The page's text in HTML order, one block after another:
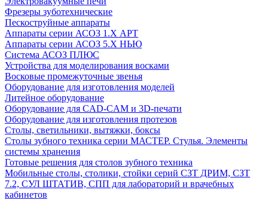
Фрезеры зуботехнические
Пескоструйные аппараты
Аппараты серии АСОЗ 1.Х АРТ
Аппараты серии АСОЗ 5.Х НЬЮ
Система АСОЗ ПЛЮС
Устройства для моделирования восками
Восковые промежуточные звенья
Оборудование для изготовления моделей
Литейное оборудование
Оборудование для CAD-CAM и 3D-печати
Оборудование для изготовления протезов
Cтолы, светильники, вытяжки, боксы
Столы зубного техника серии МАСТЕР. Стулья. Элементы
системы хранения
Готовые решения для столов зубного техника
Мобильные столы, столики, стойки серий СЗТ ДРИМ, СЗТ
7.2, СУЛ ШТАТИВ, СПП для лабораторий и врачебных
кабинетов